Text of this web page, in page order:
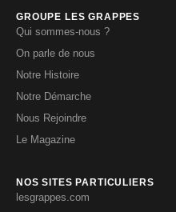
GROUPE LES GRAPPES
Qui sommes-nous ?
On parle de nous
Notre Histoire
Notre Démarche
Nous Rejoindre
Le Magazine
NOS SITES PARTICULIERS
lesgrappes.com